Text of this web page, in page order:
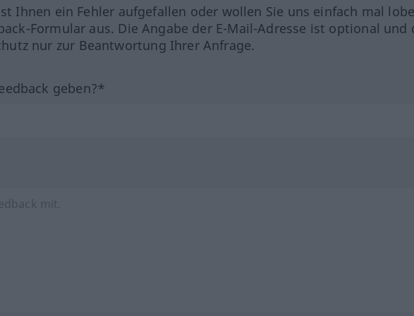
Ihnen ein Fehler aufgefallen oder wollen Sie uns einfach mal
Formular aus. Die Angabe der E-Mail-Adresse ist optional und
nur zur Beantwortung Ihrer Anfrage.
geben?*